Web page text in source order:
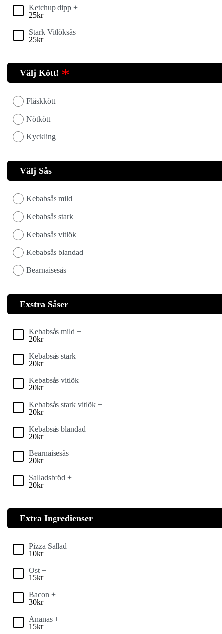
Ketchup dipp +
25kr
Stark Vitlöksås +
25kr
Välj Kött!
Fläskkött
Nötkött
Kyckling
Välj Sås
Kebabsås mild
Kebabsås stark
Kebabsås vitlök
Kebabsås blandad
Bearnaisesås
Exstra Såser
Kebabsås mild +
20kr
Kebabsås stark +
20kr
Kebabsås vitlök +
20kr
Kebabsås stark vitlök +
20kr
Kebabsås blandad +
20kr
Bearnaisesås +
20kr
Salladsbröd +
20kr
Extra Ingredienser
Pizza Sallad +
10kr
Ost +
15kr
Bacon +
30kr
Ananas +
15kr